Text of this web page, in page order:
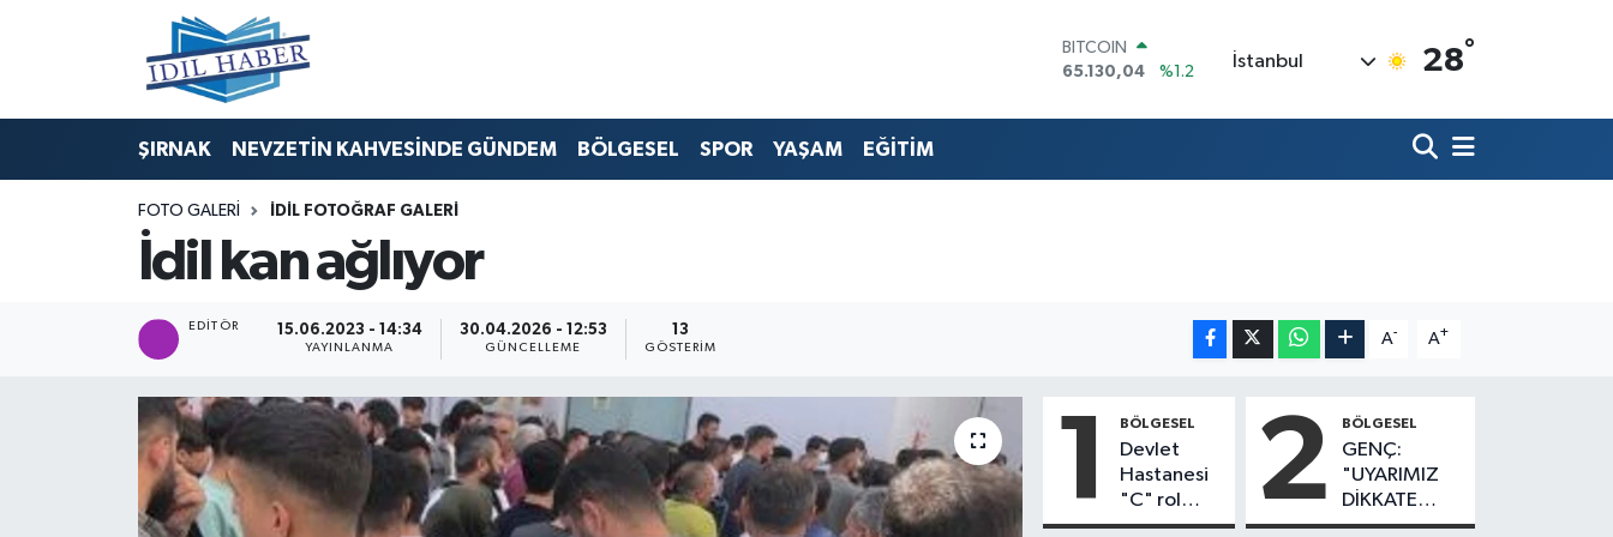
BITCOIN
65.130,04
%1.2
47,7106
%0.17
İstanbul 28°
ŞIRNAK NEVZETİN KAHVESİNDE GÜNDEM BÖLGESEL SPOR YAŞAM EĞİTİM
FOTO GALERI İDİL FOTOĞRAF GALERİ
İdil kan ağlıyor
EDITÖR 15.06.2023 - 14:34
YAYINLANMA
30.04.2026 - 12:53
GÜNCELLEME
13
GÖSTERIM
A- A+
1 BÖLGESEL
Devlet
Hastanesi
"C" rol
grubu
2 BÖLGESEL
GENÇ:
"UYARIMIZ
DİKKATE
ALINMADI,
Nöbetçi Eczaneler
Hava Durumu
Trafik Durumu
Süper Lig Puan Durumu ve Fikstür
Tüm Manşetler
Son Dakika Haberleri
Haber Arşivi